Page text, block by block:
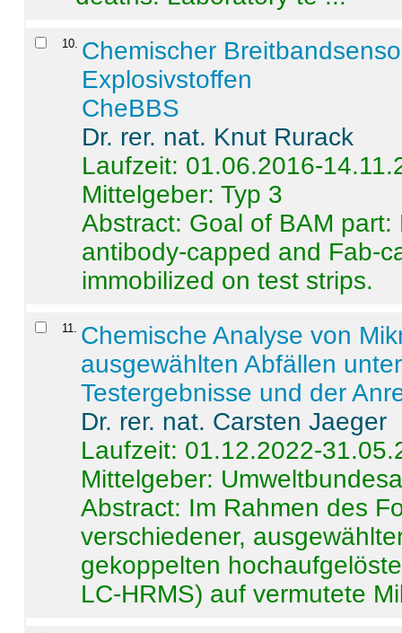
10 Chemischer
Explosivstoffen
CheBBS
Dr. rer. nat. Knut Rurack
Laufzeit: 01.06.2016-
Mittelgeber: Typ 3
Abstract: Goal of BAM
antibody-capped and Fab-
immobilized on test strips.
11
Chemische Analyse von
ausgewählten Abfällen
Testergebnisse und der
Dr. rer. nat. Carsten Jaeger
Laufzeit: 01.12.2022-
Mittelgeber:
Abstract: Im Rahmen des
verschiedener,
gekoppelten
LC-HRMS) auf vermutete